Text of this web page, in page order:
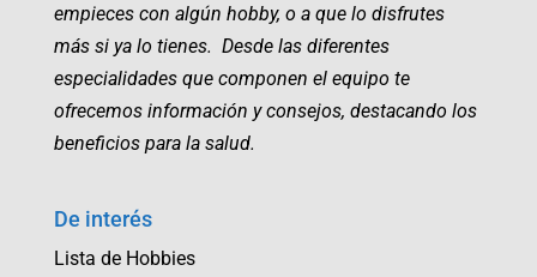
empieces con algún hobby, o a que lo disfrutes
más si ya lo tienes. Desde las diferentes
especialidades que componen el equipo te
ofrecemos información y consejos, destacando los
beneficios para la salud.
De interés
Lista de Hobbies